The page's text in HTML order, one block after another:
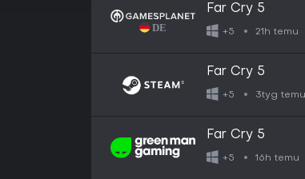
Far Cry 5
+5 21h temu
Far Cry 5
+5 3tyg temu
Far Cry 5
+5 16h temu